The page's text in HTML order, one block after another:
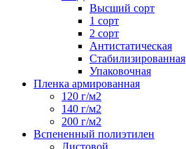
Высший сорт
1 сорт
2 сорт
Антистатическая
Стабилизированная
Упаковочная
Пленка армированная
120 г/м2
140 г/м2
200 г/м2
Вспененный полиэтилен